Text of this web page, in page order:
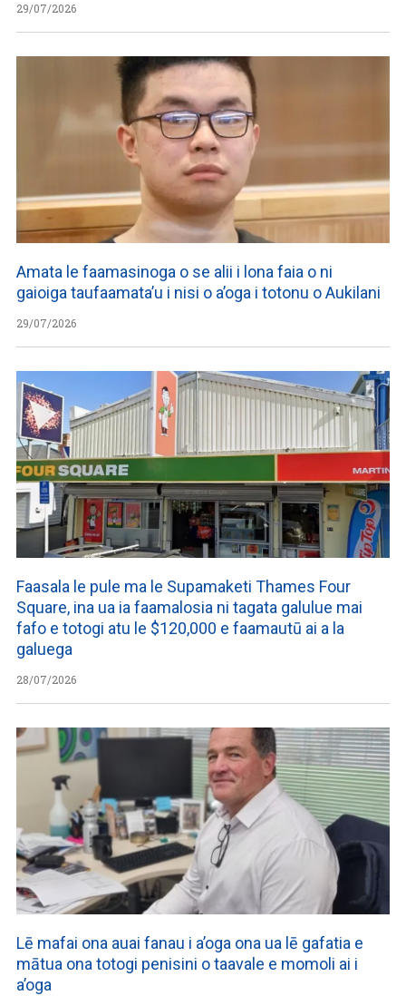
29/07/2026
Amata le faamasinoga o se alii i lona faia o ni
gaioiga taufaamata’u i nisi o a’oga i totonu o Aukilani
29/07/2026
Faasala le pule ma le Supamaketi Thames Four
Square, ina ua ia faamalosia ni tagata galulue mai
fafo e totogi atu le $120,000 e faamautū ai a la
galuega
28/07/2026
Lē mafai ona auai fanau i a’oga ona ua lē gafatia e
mātua ona totogi penisini o taavale e momoli ai i
a’oga